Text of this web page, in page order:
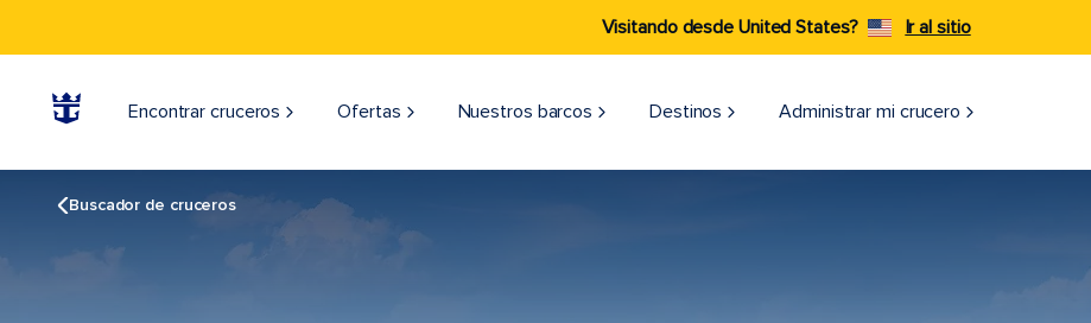
Visitando desde United States? Ir al sitio
Encontrar cruceros Ofertas Nuestros barcos Destinos Administrar mi crucero
Buscador de cruceros